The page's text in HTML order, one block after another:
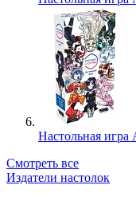
Настольная игра
Смотреть все
Издатели настолок